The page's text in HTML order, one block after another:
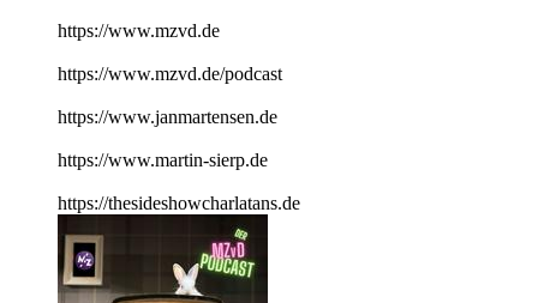
https://www.mzvd.de
https://www.mzvd.de/podcast
https://www.janmartensen.de
https://www.martin-sierp.de
https://thesideshowcharlatans.de